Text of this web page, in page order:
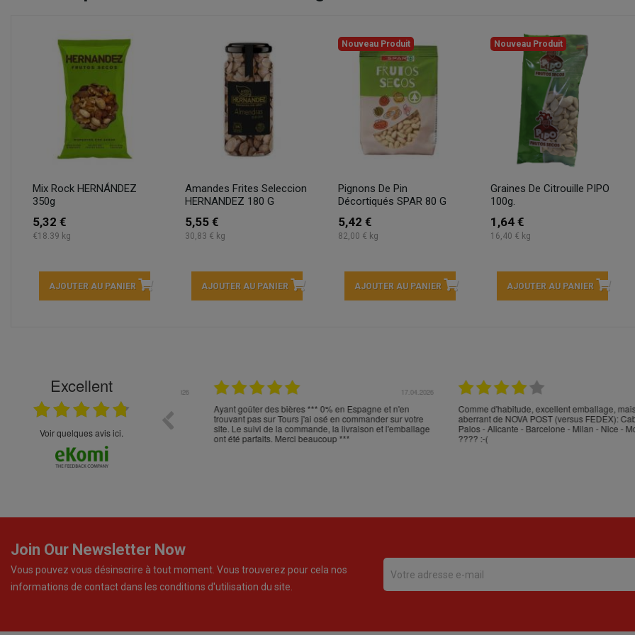
Mix Rock HERNÁNDEZ
350g
5,32 €
€18.39 kg
AJOUTER AU PANIER
Amandes Frites Seleccion
HERNANDEZ 180 G
5,55 €
30,83 € kg
AJOUTER AU PANIER
Nouveau Produit
Pignons De Pin
Décortiqués SPAR 80 G
5,42 €
82,00 € kg
AJOUTER AU PANIER
Nouveau Produit
Graines De Citrouille PIPO
100g.
1,64 €
16,40 € kg
AJOUTER AU PANIER
Excellent
Voir quelques avis ici.
17.04.2026
Ayant goûter des bières *** 0% en Espagne et n'en
trouvant pas sur Tours j'ai osé en commander sur votre
site. Le suivi de la commande, la livraison et l'emballage
ont été parfaits. Merci beaucoup ***
Comme d'habitude, excellent emballage, mais
aberrant de NOVA POST (versus FEDEX): Cabos de
Palos - Alicante - Barcelone - Milan - Nice -
???? :-(
Join Our Newsletter Now
Vous pouvez vous désinscrire à tout moment. Vous trouverez pour cela nos
informations de contact dans les conditions d'utilisation du site.